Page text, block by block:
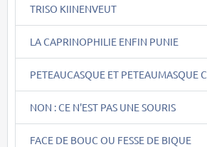
TRISO KIINENVEUT
LA CAPRINOPHILIE ENFIN PUNIE
PETEAUCASQUE ET PETEAUMASQUE C
NON : CE N'EST PAS UNE SOURIS
FACE DE BOUC OU FESSE DE BIQUE